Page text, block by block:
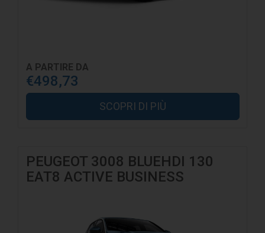
A PARTIRE DA
€498,73
SCOPRI DI PIÙ
PEUGEOT 3008 BLUEHDI 130
EAT8 ACTIVE BUSINESS